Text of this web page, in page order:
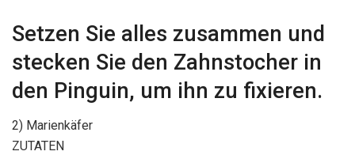
Setzen Sie alles zusammen und
stecken Sie den Zahnstocher in
den Pinguin, um ihn zu fixieren.
2) Marienkäfer
ZUTATEN